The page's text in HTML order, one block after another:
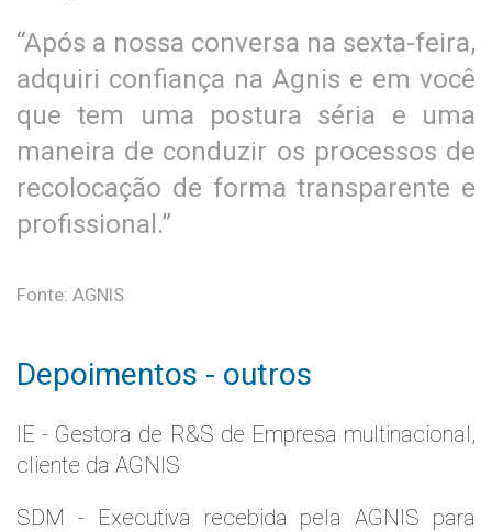
“Após a nossa conversa na sexta-feira,
adquiri confiança na Agnis e em você
que tem uma postura séria e uma
maneira de conduzir os processos de
recolocação de forma transparente e
profissional.”
Fonte: AGNIS
Depoimentos - outros
IE - Gestora de R&S de Empresa multinacional,
cliente da AGNIS
SDM - Executiva recebida pela AGNIS para